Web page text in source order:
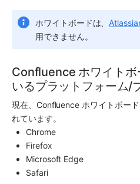
ホワイトボードは、
用できません。
Confluence ホワイトボ
いるプラットフォーム/
現在、Confluence ホワイトボー
れています。
Chrome
Firefox
Microsoft Edge
Safari